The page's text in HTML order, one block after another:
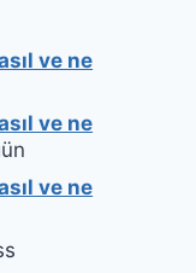
ve ne
ve ne
ve ne